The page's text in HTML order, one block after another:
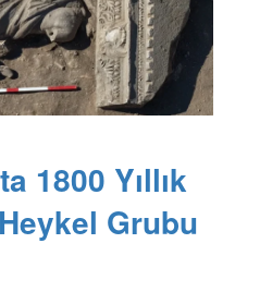
1800 Yıllık
Grubu